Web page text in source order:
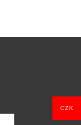
Příběh
CZK